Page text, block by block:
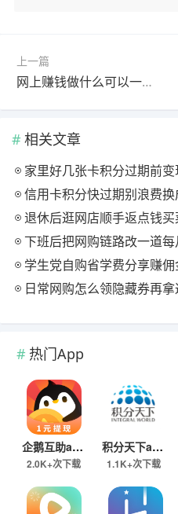
上一篇
网上赚钱做什么可以一天赚100元？每天可以赚100的app分享
相关文章
家里好几张卡积分过期前
信用卡积分快过期别浪费
退休后逛网店顺手返点钱
下班后把网购链路改一道
学生党自购省学费分享赚
日常网购怎么领隐藏券再
热门App
企鹅互助app
2.0K+次下载
积分天下app
1.1K+次下载